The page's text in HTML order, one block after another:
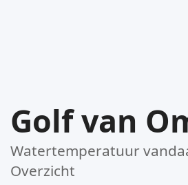
Golf van
Watertemperatuur
Overzicht